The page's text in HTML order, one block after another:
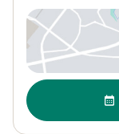
Disponibilidad